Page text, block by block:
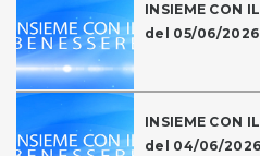
INSIEME CON
del 05/06/2026
INSIEME CON
del 04/06/2026